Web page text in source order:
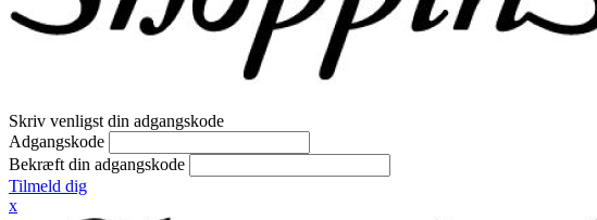
Skriv venligst din adgangskode
Adgangskode
Bekræft din adgangskode
Tilmeld dig
x